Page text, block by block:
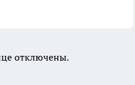
отключены.